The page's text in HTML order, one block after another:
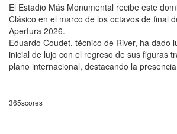
El Estadio Más Monumental recibe este
Clásico en el marco de los octavos de final
Apertura 2026.
Eduardo Coudet, técnico de River, ha dado
inicial de lujo con el regreso de sus figuras
plano internacional, destacando la
365scores